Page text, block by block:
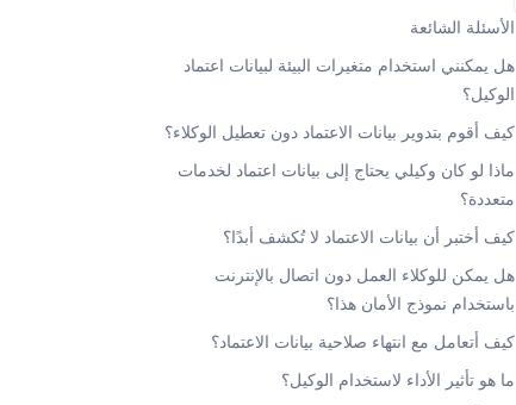
الأسئلة الشائعة
هل يمكنني استخدام متغيرات البيئة لبيانات اعتماد
الوكيل؟
كيف أقوم بتدوير بيانات الاعتماد دون تعطيل الوكلاء؟
ماذا لو كان وكيلي يحتاج إلى بيانات اعتماد لخدمات
متعددة؟
كيف أختبر أن بيانات الاعتماد لا تُكشف أبدًا؟
هل يمكن للوكلاء العمل دون اتصال بالإنترنت
باستخدام نموذج الأمان هذا؟
كيف أتعامل مع انتهاء صلاحية بيانات الاعتماد؟
ما هو تأثير الأداء لاستخدام الوكيل؟